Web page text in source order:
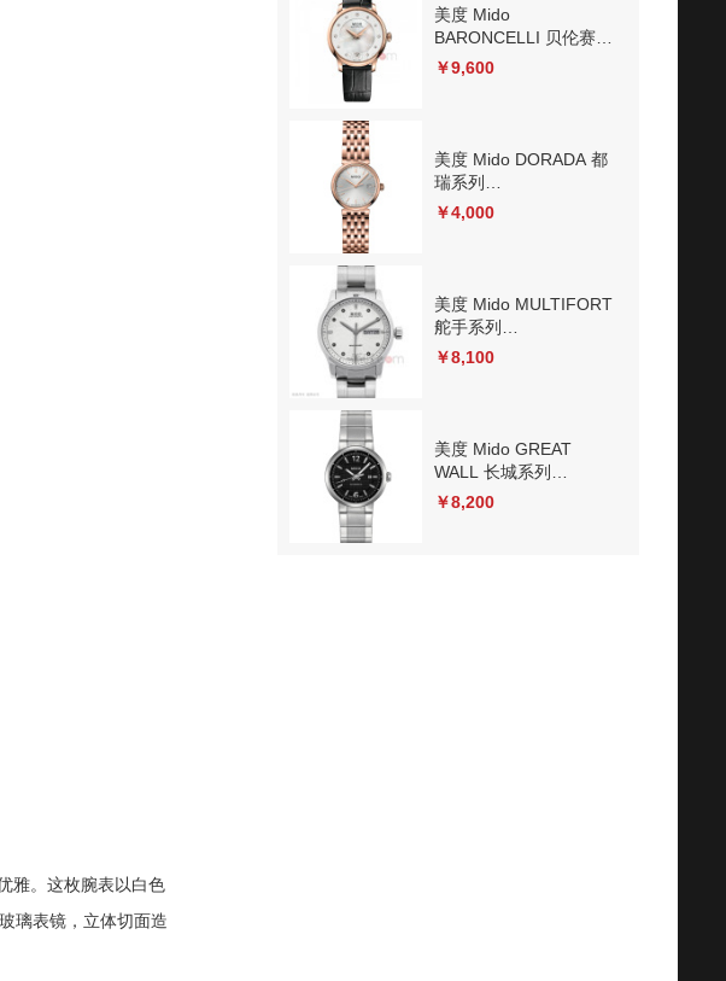
雅。这枚腕表以白色
璃表镜，立体切面造
美度 Mido
BARONCELLI 贝伦赛丽
系列
￥9,600
美度 Mido DORADA 都
瑞系列
M033.210.33.031.00 石
￥4,000
美度 Mido MULTIFORT
舵手系列
M005.830.11.036.02 机
￥8,100
美度 Mido GREAT
WALL 长城系列
M015.230.11.057.00 机
￥8,200